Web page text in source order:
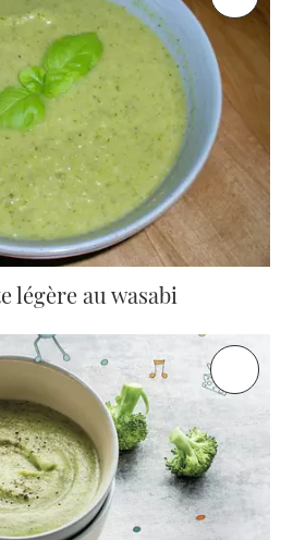
légère au wasabi